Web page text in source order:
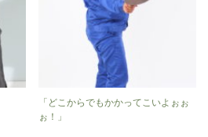
「どこからでもかかってこいよぉぉ
ぉ！」